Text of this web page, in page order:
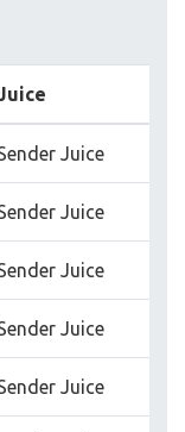
Juice
Juice
Juice
Juice
Juice